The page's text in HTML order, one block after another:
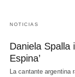
NOTICIAS
Daniela Spalla
Espina’
La cantante argentina